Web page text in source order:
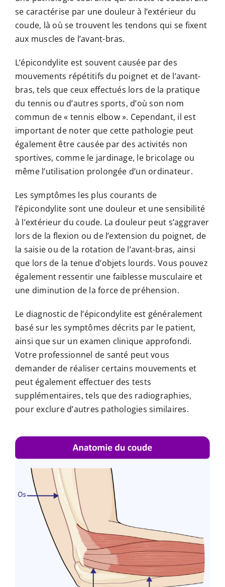
se caractérise par une douleur à l’extérieur du
coude, là où se trouvent les tendons qui se fixent
aux muscles de l’avant-bras.
L’épicondylite est souvent causée par des
mouvements répétitifs du poignet et de l’avant-
bras, tels que ceux effectués lors de la pratique
du tennis ou d’autres sports, d’où son nom
commun de « tennis elbow ». Cependant, il est
important de noter que cette pathologie peut
également être causée par des activités non
sportives, comme le jardinage, le bricolage ou
même l’utilisation prolongée d’un ordinateur.
Les symptômes les plus courants de
l’épicondylite sont une douleur et une sensibilité
à l’extérieur du coude. La douleur peut s’aggraver
lors de la flexion ou de l’extension du poignet, de
la saisie ou de la rotation de l’avant-bras, ainsi
que lors de la tenue d’objets lourds. Vous pouvez
également ressentir une faiblesse musculaire et
une diminution de la force de préhension.
Le diagnostic de l’épicondylite est généralement
basé sur les symptômes décrits par le patient,
ainsi que sur un examen clinique approfondi.
Votre professionnel de santé peut vous
demander de réaliser certains mouvements et
peut également effectuer des tests
supplémentaires, tels que des radiographies,
pour exclure d’autres pathologies similaires.